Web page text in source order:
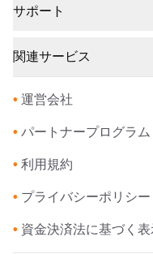
サポート
関連サービス
• 運営会社
• パートナープログラム
• 利用規約
• プライバシーポリシー
• 資金決済法に基づく表